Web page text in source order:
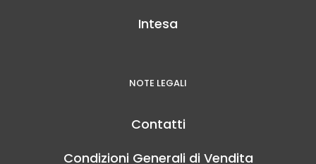
Intesa
NOTE LEGALI
Contatti
Condizioni Generali di Vendita